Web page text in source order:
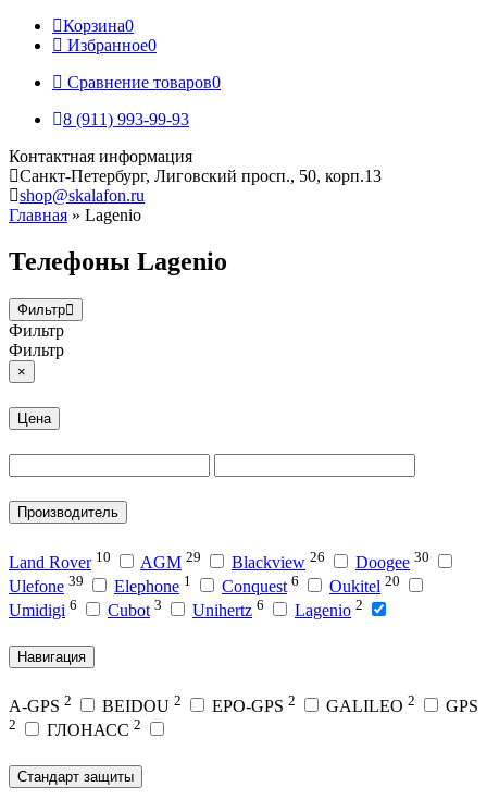
Корзина0
Избранное0
Сравнение товаров0
8 (911) 993-99-93
Контактная информация
Санкт-Петербург, Лиговский просп., 50, корп.13
shop@skalafon.ru
Главная » Lagenio
Телефоны Lagenio
Фильтр
Фильтр
Фильтр
×
Цена
Производитель
Land Rover 10 AGM 29 Blackview 26 Doogee 30
Ulefone 39 Elephone 1 Conquest 6 Oukitel 20
Umidigi 6 Cubot 3 Unihertz 6 Lagenio 2
Навигация
A-GPS 2 BEIDOU 2 EPO-GPS 2 GALILEO 2 GPS
2 ГЛОНАСС 2
Стандарт защиты